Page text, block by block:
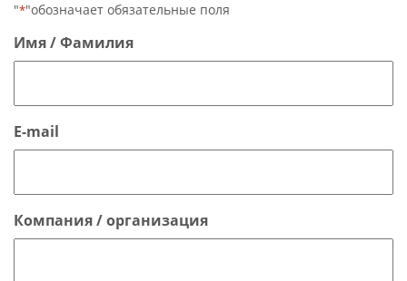
"*"обозначает обязательные поля
Имя / Фамилия
E-mail
Компания / организация